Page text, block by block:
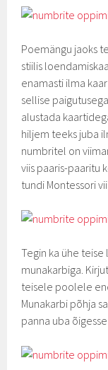
Poemängu jaoks
stiilis
enamasti ilma
sellise
alustada
hiljem teeks juba
numbritel on
viis paaris-paaritu
tundi Montessori
Tegin ka ühe
munakarbiga.
teisele poolele
Munakarbi põhja
panna uba